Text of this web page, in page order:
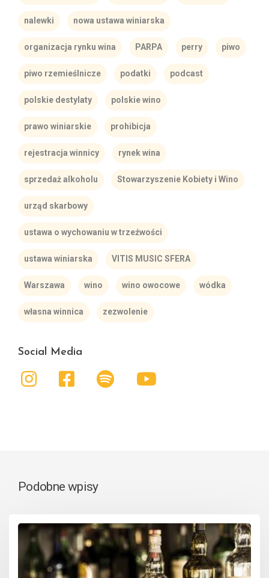
nalewki nowa ustawa winiarska
organizacja rynku wina PARPA perry piwo
piwo rzemieślnicze podatki podcast
polskie destylaty polskie wino
prawo winiarskie prohibicja
rejestracja winnicy rynek wina
sprzedaż alkoholu Stowarzyszenie Kobiety i Wino
urząd skarbowy
ustawa o wychowaniu w trzeźwości
ustawa winiarska VITIS MUSIC SFERA
Warszawa wino wino owocowe wódka
własna winnica zezwolenie
Social Media
Podobne wpisy